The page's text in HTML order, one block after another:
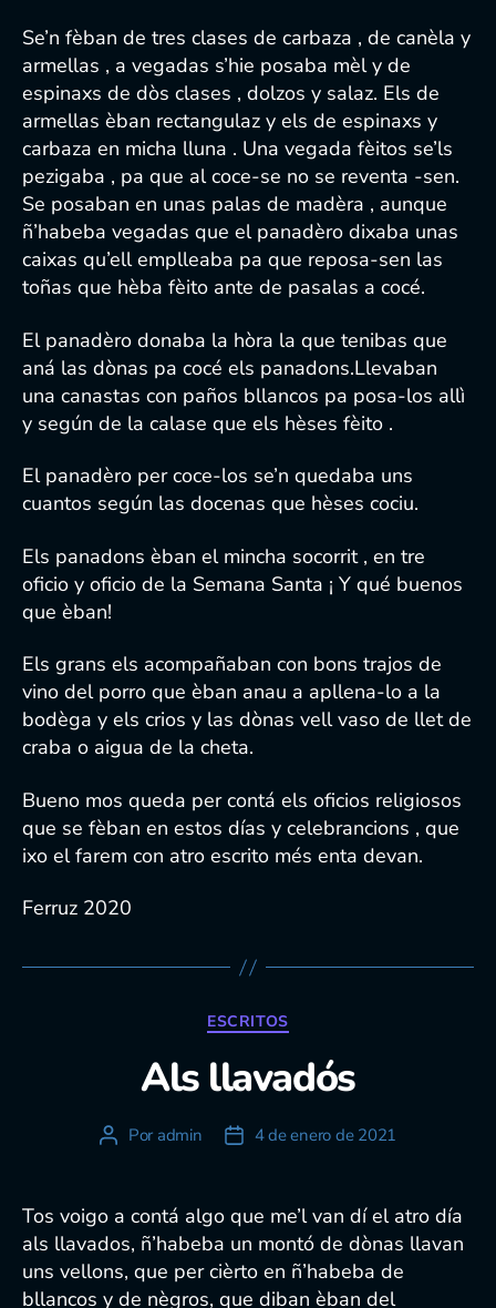
Se’n fèban de tres clases de carbaza , de canèla y
armellas , a vegadas s’hie posaba mèl y de
espinaxs de dòs clases , dolzos y salaz. Els de
armellas èban rectangulaz y els de espinaxs y
carbaza en micha lluna . Una vegada fèitos se’ls
pezigaba , pa que al coce-se no se reventa -sen.
Se posaban en unas palas de madèra , aunque
ñ’habeba vegadas que el panadèro dixaba unas
caixas qu’ell emplleaba pa que reposa-sen las
toñas que hèba fèito ante de pasalas a cocé.
El panadèro donaba la hòra la que tenibas que
aná las dònas pa cocé els panadons.Llevaban
una canastas con paños bllancos pa posa-los allì
y según de la calase que els hèses fèito .
El panadèro per coce-los se’n quedaba uns
cuantos según las docenas que hèses cociu.
Els panadons èban el mincha socorrit , en tre
oficio y oficio de la Semana Santa ¡ Y qué buenos
que èban!
Els grans els acompañaban con bons trajos de
vino del porro que èban anau a apllena-lo a la
bodèga y els crios y las dònas vell vaso de llet de
craba o aigua de la cheta.
Bueno mos queda per contá els oficios religiosos
que se fèban en estos días y celebrancions , que
ixo el farem con atro escrito més enta devan.
Ferruz 2020
Categorías
ESCRITOS
Als llavadós
Autor
entrada
Por admin
Fecha
entrada
4 de enero de 2021
Tos voigo a contá algo que me’l van dí el atro día
als llavados, ñ’habeba un montó de dònas llavan
uns vellons, que per cièrto en ñ’habeba de
bllancos y de nègros, que diban èban del